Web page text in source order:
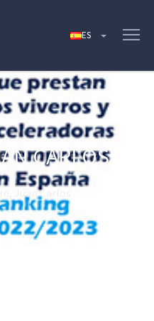
CARLOS
Juan Carlos